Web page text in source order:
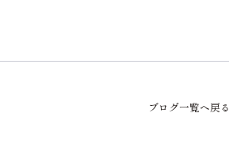
ブログ一覧へ戻る